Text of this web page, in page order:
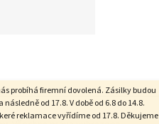
probíhá firemní dovolená. Zásilky budou
od 17.8. V době od 6.8 do 14.8.
reklamace vyřídíme od 17.8. Děkujeme